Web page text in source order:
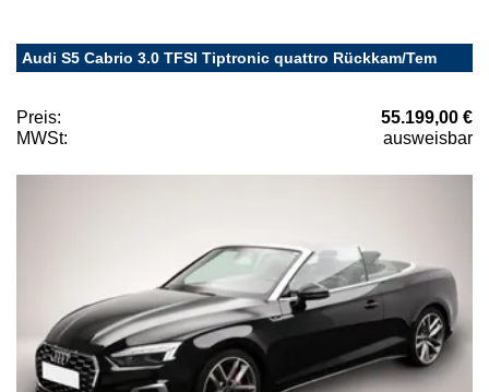
Audi S5 Cabrio 3.0 TFSI Tiptronic quattro Rückkam/Tem
Preis:
55.199,00 €
MWSt:
ausweisbar